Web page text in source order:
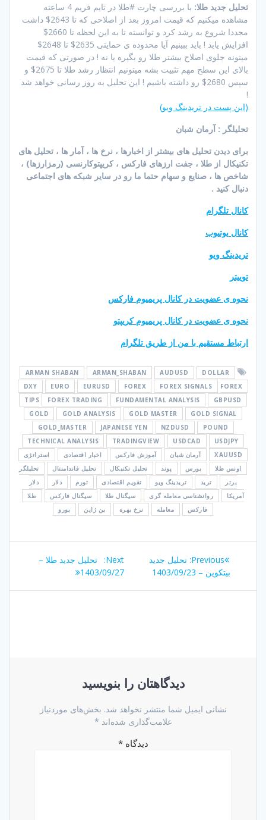
تحلیل جدید طلا:
با بررسی چارت #طلا در تایم فریم 4 ساعته
مشاهده میکنیم که قیمت امروز بعد از اصلاحی که تا 2643$ داشت
مجددا شروع به رشد کرد و توانسته تا به این لحظه تا 2660$
افزایش یابد ! باید ببینیم آیا محدوده ی حمایتی 2635$ تا 2648$
میتونه جلوی اصلاح بیشتر طلا رو بگیره یا نه ! در صورتی که قیمت
بالای این سطح مهم تثبیت بشه میتونیم انتظار رشد طلا تا 2675$ و
سپس 2680$ رو داشته باشیم ! این تحلیل به روز رسانی خواهد شد
!
(این پست در تریدینگ ویو)
تحلیلگر : آرمان شبان
برای دیدن تحلیل های بیشتر از اخبارها ، نرخ ها ، آمار ها ، تحلیل های
تکنیکال از طلا ، جفت ارزهای فارکس ، کریپتوکارنسی (رمزارزها) ،
شاخص ها ، صنایع و سهام حتما ما رو در سایر شبکه های اجتماعی
دنبال کنید .
کانال تلگرام
کانال یوتیوب
تریدینگ ویو
توییتر
نحوه ی عضویت در کانال پریمیوم فارکس
نحوه ی عضویت در کانال پریمیوم کریپتو
ارتباط مستقیم با من از طریق تلگرام
ARMAN SHABAN ARMAN_SHABAN AUDUSD
DOLLAR
DXY
EURO EURUSD FOREX FOREX SIGNALS
FOREX
TIPS
FOREX TRADING FUNDAMENTAL ANALYSIS
GBPUSD
GOLD
GOLD ANALYSIS GOLD MASTER
GOLD SIGNAL
GOLD_MASTER
JAPANESE YEN NZDUSD
POUND
TECHNICAL ANALYSIS
TRADINGVIEW USDCAD
USDJPY
XAUUSD
آرمان شبان آموزش فارکس اخبار اقتصادی
استراتژی
اونس طلا
بورس پوند تحلیل تکنیکال تحلیل فاندامنتال
تحلیلگر
برتر
ترید تریدینگ ویو تقویم اقتصادی تورم دلار
دلار
آمریکا
روانشناسی معامله گری سیگنال طلا سیگنال فارکس
طلا
فارکس
معامله نرخ بهره ین ژاپن یورو
راهبری
نوشته
Previous:
Previous
post:
تحلیل جدید
بیتکوین – 1403/09/23
Next:
Next
post:
تحلیل جدید طلا –
1403/09/27
دیدگاهتان را بنویسید
نشانی ایمیل شما منتشر نخواهد شد. بخش‌های موردنیاز
علامت‌گذاری شده‌اند *
دیدگاه*